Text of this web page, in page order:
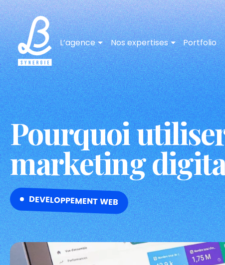
L’agence Nos expertises Portfolio
Pourquoi
marketing
DEVELOPPEMENT WEB